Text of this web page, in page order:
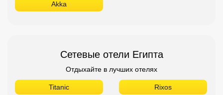
Akka
Сетевые отели Египта
Отдыхайте в лучших отелях
Titanic Rixos